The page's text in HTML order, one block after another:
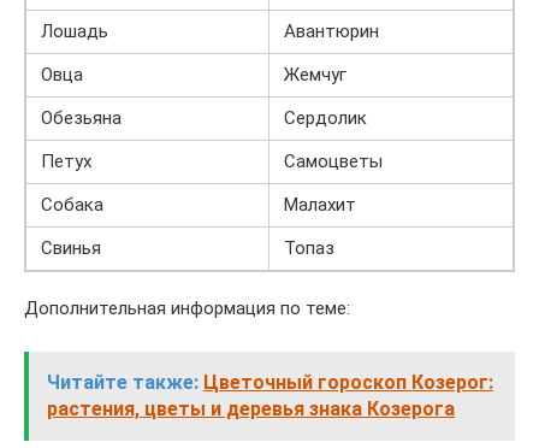
Лошадь
Авантюрин
Овца
Жемчуг
Обезьяна
Сердолик
Петух
Самоцветы
Собака
Малахит
Свинья
Топаз
Дополнительная информация по теме:
Читайте также: Цветочный гороскоп Козерог:
растения, цветы и деревья знака Козерога